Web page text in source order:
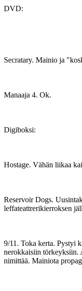
DVD:
Secratary. Mainio ja
Manaaja 4. Ok.
Digiboksi:
Hostage. Vähän liikaa
Reservoir Dogs.
leffateattrerikierroksen
9/11. Toka kerta. Pystyi
nerokkaisiin törkeyksiin.
nimittää. Mainiota